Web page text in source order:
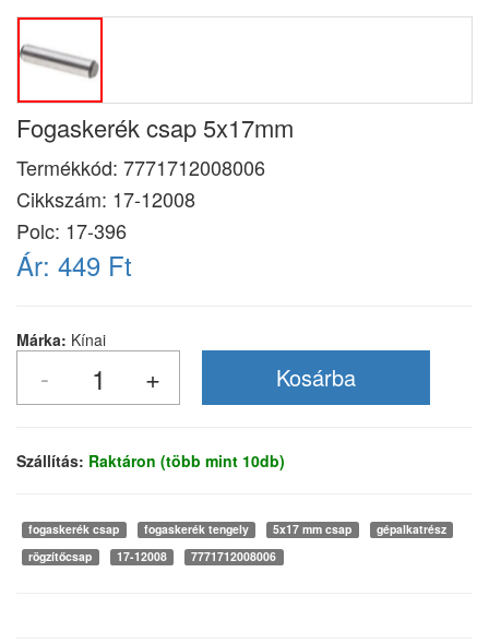
Fogaskerék csap 5x17mm
Termékkód: 7771712008006
Cikkszám: 17-12008
Polc: 17-396
Ár: 449 Ft
Márka: Kínai
Szállítás: Raktáron (több mint 10db)
fogaskerék csap fogaskerék tengely 5x17 mm csap
gépalkatrész
rögzítőcsap
17-12008 7771712008006